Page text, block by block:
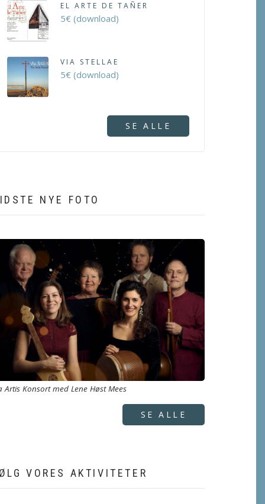
EL ARTE DE TAÑER
5€ (download)
VIA STELLAE
5€ (download)
SE ALLE
NYE FOTO
Artis Konsort med Lene Høst Mees
SE ALLE
VORES AKTIVITETER